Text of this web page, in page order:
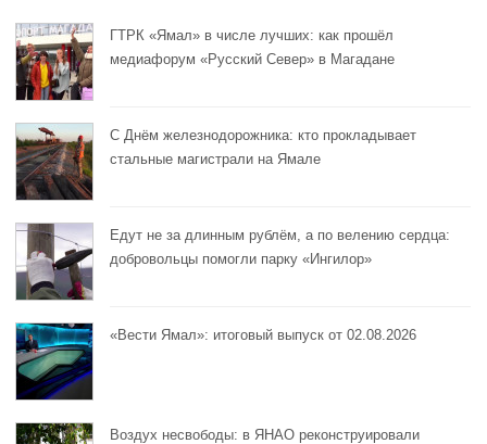
ГТРК «Ямал» в числе лучших: как прошёл
медиафорум «Русский Север» в Магадане
С Днём железнодорожника: кто прокладывает
стальные магистрали на Ямале
Едут не за длинным рублём, а по велению сердца:
добровольцы помогли парку «Ингилор»
«Вести Ямал»: итоговый выпуск от 02.08.2026
Воздух несвободы: в ЯНАО реконструировали